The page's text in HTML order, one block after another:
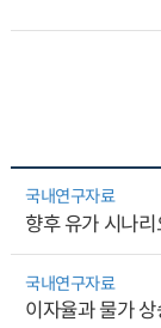
국내연구자료
향후 유가 시나
국내연구자료
이자율과 물가